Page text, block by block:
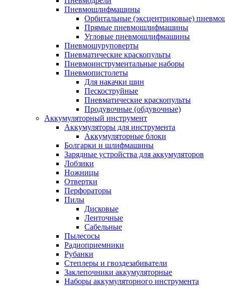
Пневмошлифмашины
Орбитальные (эксцентриковые)
Прямые пневмошлифмашины
Угловые пневмошлифмашины
Пневмошуруповерты
Пневматические краскопульты
Пневмоинструментальные наборы
Пневмопистолеты
Для накачки шин
Пескоструйные
Пневматические краскопульты
Продувочные (обдувочные)
Аккумуляторный инструмент
Аккумуляторы для инструмента
Аккумуляторные блоки
Болгарки и шлифмашины
Зарядные устройства для аккумуляторов
Лобзики
Ножницы
Отвертки
Перфораторы
Пилы
Дисковые
Ленточные
Сабельные
Пылесосы
Радиоприемники
Рубанки
Степлеры и гвоздезабиватели
Заклепочники аккумуляторные
Наборы аккумуляторного инструмента